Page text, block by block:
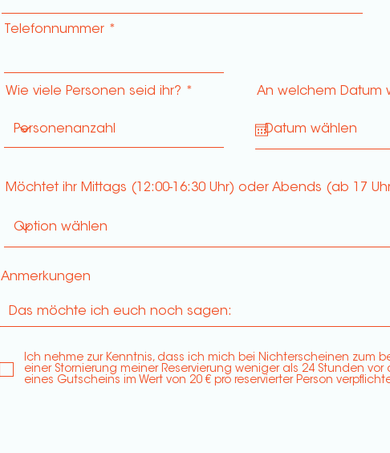
Telefonnummer
Wie viele Personen seid ihr? An welchem Datum
Möchtet ihr Mittags (12:00-16:30 Uhr) oder Abends (ab 17
Anmerkungen
Ich nehme zur Kenntnis, dass ich mich bei Nichterscheinen zum
einer Stornierung meiner Reservierung weniger als 24 Stunden vor
eines Gutscheins im Wert von 20 € pro reservierter Person